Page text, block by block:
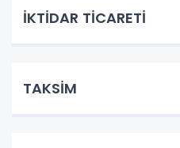
İKTİDAR TİCARETİ
TAKSİM